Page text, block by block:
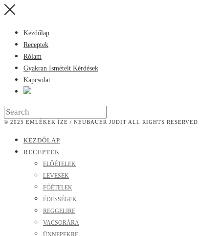
Kezdőlap
Receptek
Rólam
Gyakran Ismételt Kérdések
Kapcsolat
© 2025 EMLÉKEK ÍZE / NEUBAUER JUDIT ALL RIGHTS RESERVED
KEZDŐLAP
RECEPTEK
ELŐÉTELEK
LEVESEK
FŐÉTELEK
ÉDESSÉGEK
REGGELIRE
VACSORÁRA